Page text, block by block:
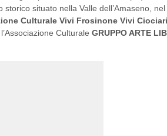
situato nella Valle dell’Amaseno,
Culturale Vivi Frosinone Vivi
l’Associazione Culturale GRUPPO ARTE